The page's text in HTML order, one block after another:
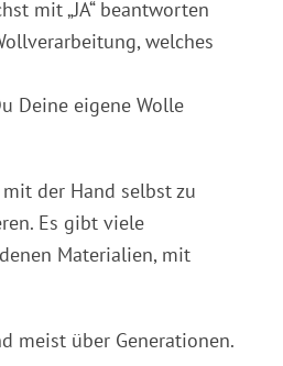
mit „JA“ beantworten
welches
Deine eigene Wolle
der Hand selbst zu
Es gibt viele
Materialien, mit
meist über Generationen.